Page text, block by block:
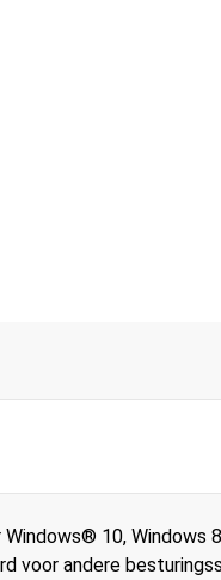
10, Windows
voor andere